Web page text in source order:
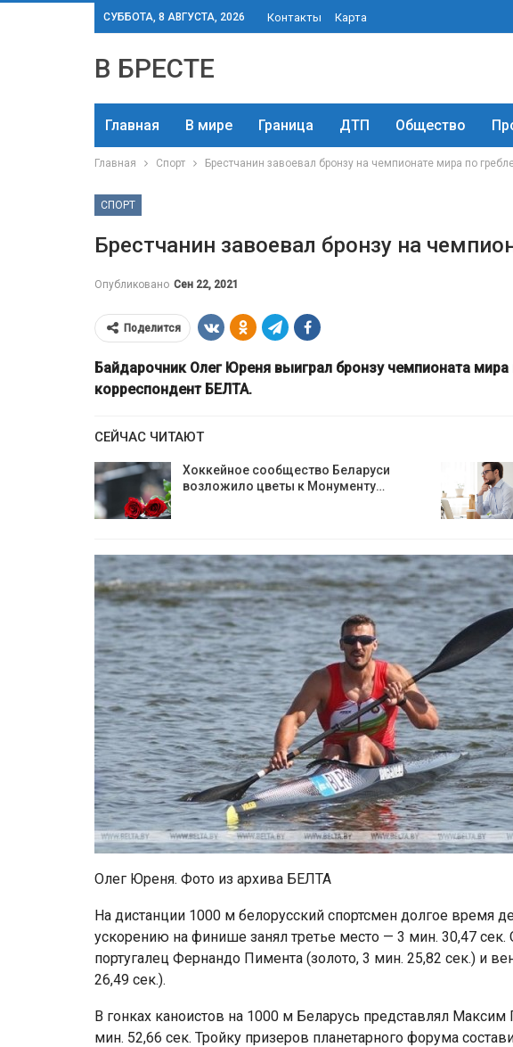
СУББОТА, 8 АВГУСТА, 2026 Контакты Карта
В БРЕСТЕ
Главная В мире Граница ДТП Общество
Главная Спорт Брестчанин завоевал бронзу на чемпионате мира по
СПОРТ
Брестчанин завоевал бронзу на
Опубликовано Сен 22, 2021
Поделится
Байдарочник Олег Юреня выиграл бронзу чемпионата
корреспондент БЕЛТА.
СЕЙЧАС ЧИТАЮТ
Хоккейное сообщество Беларуси
возложило цветы к Монументу…
Олег Юреня. Фото из архива БЕЛТА
На дистанции 1000 м белорусский спортсмен долгое время
ускорению на финише занял третье место — 3 мин. 30,47
португалец Фернандо Пимента (золото, 3 мин. 25,82 сек.) и
26,49 сек.).
В гонках каноистов на 1000 м Беларусь представлял Максим
мин. 52,66 сек. Тройку призеров планетарного форума